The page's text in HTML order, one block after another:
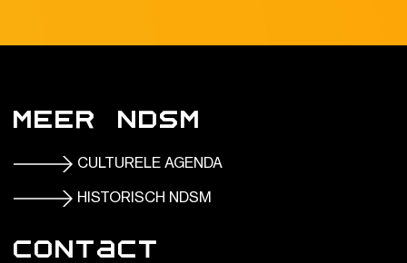
Meer NDSM
CULTURELE AGENDA
HISTORISCH NDSM
Contact